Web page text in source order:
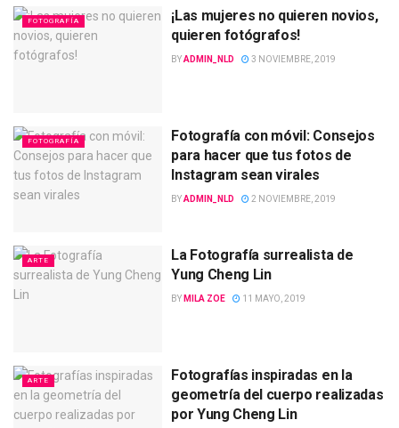
FOTOGRAFÍA
¡Las mujeres no quieren novios,
quieren fotógrafos!
BYADMIN_NLD 3 NOVIEMBRE, 2019
FOTOGRAFÍA
Fotografía con móvil: Consejos
para hacer que tus fotos de
Instagram sean virales
BYADMIN_NLD 2 NOVIEMBRE, 2019
ARTE
La Fotografía surrealista de
Yung Cheng Lin
BY MILA ZOE 11 MAYO, 2019
ARTE
Fotografías inspiradas en la
geometría del cuerpo realizadas
por Yung Cheng Lin